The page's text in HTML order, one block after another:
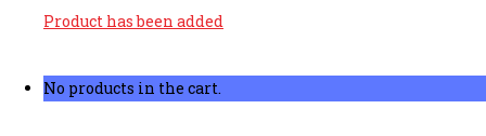
Product has been added
No products in the cart.